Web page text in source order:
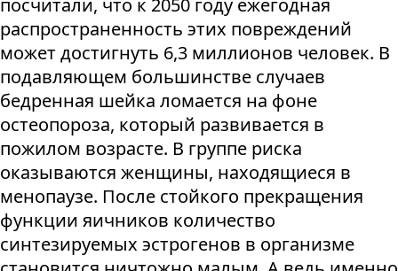
посчитали, что к 2050 году ежегодная
распространенность этих повреждений
может достигнуть 6,3 миллионов человек. В
подавляющем большинстве случаев
бедренная шейка ломается на фоне
остеопороза, который развивается в
пожилом возрасте. В группе риска
оказываются женщины, находящиеся в
менопаузе. После стойкого прекращения
функции яичников количество
синтезируемых эстрогенов в организме